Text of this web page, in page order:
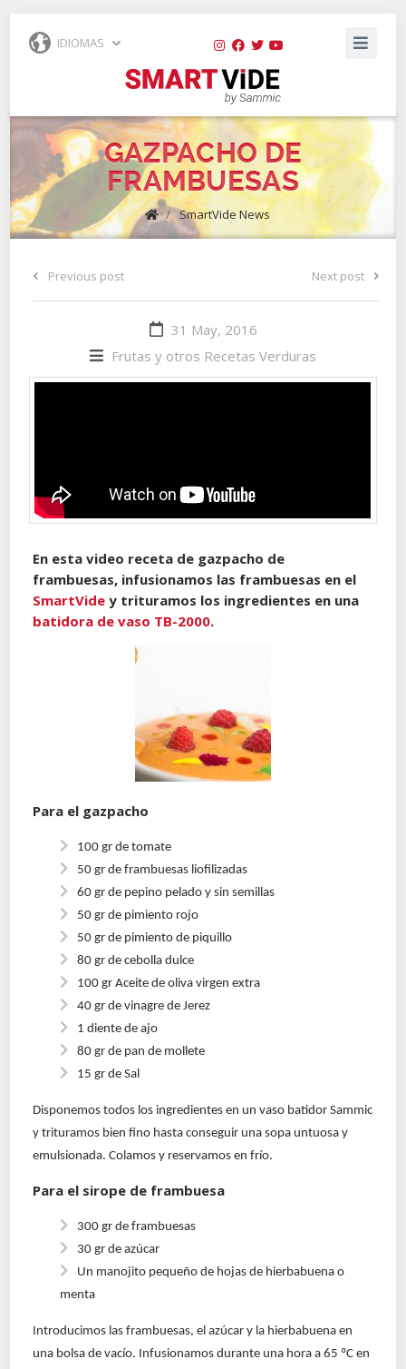
IDIOMAS
GAZPACHO DE
FRAMBUESAS
/ SmartVide News
Previous post Next post
31 May, 2016
Frutas y otros Recetas Verduras
En esta video receta de gazpacho de
frambuesas, infusionamos las frambuesas en el
SmartVide y trituramos los ingredientes en una
batidora de vaso TB-2000.
Para el gazpacho
100 gr de tomate
50 gr de frambuesas liofilizadas
60 gr de pepino pelado y sin semillas
50 gr de pimiento rojo
50 gr de pimiento de piquillo
80 gr de cebolla dulce
100 gr Aceite de oliva virgen extra
40 gr de vinagre de Jerez
1 diente de ajo
80 gr de pan de mollete
15 gr de Sal
Disponemos todos los ingredientes en un vaso batidor Sammic
y trituramos bien fino hasta conseguir una sopa untuosa y
emulsionada.Colamos y reservamos en frío.
Para el sirope de frambuesa
300 gr de frambuesas
30 gr de azúcar
Un manojito pequeño de hojas de hierbabuena o
menta
Introducimos las frambuesas, el azúcar y la hierbabuena en
una bolsa de vacío. Infusionamos durante una hora a 65 ºC en